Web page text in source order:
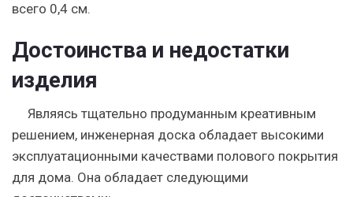
всего 0,4 см.
Достоинства и недостатки
изделия
Являясь тщательно продуманным креативным
решением, инженерная доска обладает высокими
эксплуатационными качествами полового покрытия
для дома. Она обладает следующими